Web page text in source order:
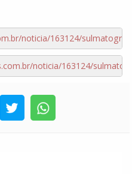
noticia/163124/
noticia/163124/